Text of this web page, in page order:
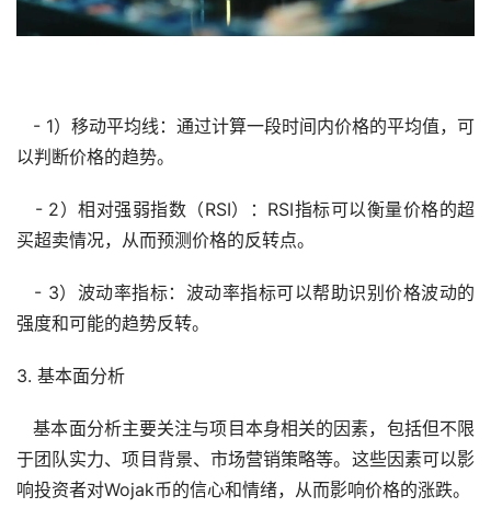
- 1）移动平均线：通过计算一段时间内价格的平均值，可
以判断价格的趋势。
- 2）相对强弱指数（RSI）：RSI指标可以衡量价格的超
买超卖情况，从而预测价格的反转点。
- 3）波动率指标：波动率指标可以帮助识别价格波动的
强度和可能的趋势反转。
3. 基本面分析
基本面分析主要关注与项目本身相关的因素，包括但不限
于团队实力、项目背景、市场营销策略等。这些因素可以影
响投资者对Wojak币的信心和情绪，从而影响价格的涨跌。